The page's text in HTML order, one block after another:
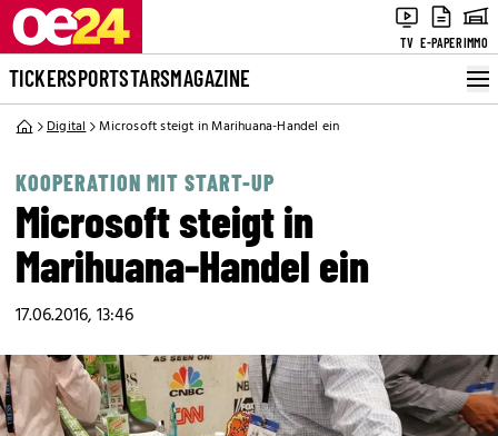
TV E-PAPERIMMO
TICKERSPORTSTARSMAGAZINE
Digital Microsoft steigt in Marihuana-Handel ein
KOOPERATION MIT START-UP
Microsoft steigt in
Marihuana-Handel ein
17.06.2016, 13:46